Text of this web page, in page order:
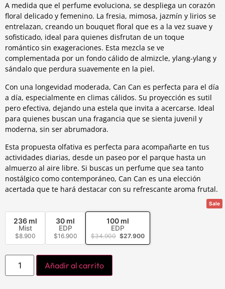
A medida que el perfume evoluciona, se despliega un corazón
floral delicado y femenino. La fresia, mimosa, jazmín y lirios se
entrelazan, creando un bouquet floral que es a la vez suave y
sofisticado, ideal para quienes disfrutan de un toque
romántico sin exageraciones. Esta mezcla se ve
complementada por un fondo cálido de almizcle, ylang-ylang y
sándalo que perdura suavemente en la piel.
Con una longevidad moderada, Can Can es perfecta para el día
a día, especialmente en climas cálidos. Su proyección es sutil
pero efectiva, dejando una estela que invita a acercarse. Ideal
para quienes buscan una fragancia que se sienta juvenil y
moderna, sin ser abrumadora.
Esta propuesta olfativa es perfecta para acompañarte en tus
actividades diarias, desde un paseo por el parque hasta un
almuerzo al aire libre. Si buscas un perfume que sea tanto
nostálgico como contemporáneo, Can Can es una elección
acertada que te hará destacar con su refrescante aroma frutal.
236 ml
Mist
$8.900
30 ml
EDP
$16.900
Sale
100 ml
EDP
$34.900 $27.900
Añadir al carrito